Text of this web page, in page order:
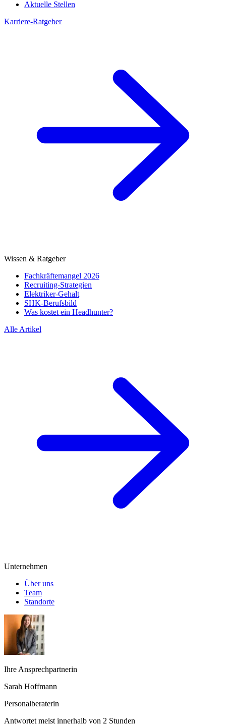
Aktuelle Stellen
Karriere-Ratgeber
Wissen & Ratgeber
Fachkräftemangel 2026
Recruiting-Strategien
Elektriker-Gehalt
SHK-Berufsbild
Was kostet ein Headhunter?
Alle Artikel
Unternehmen
Über uns
Team
Standorte
Ihre Ansprechpartnerin
Sarah Hoffmann
Personalberaterin
Antwortet meist innerhalb von 2 Stunden